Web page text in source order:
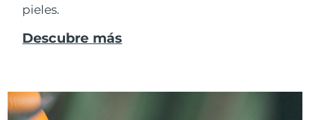
pieles.
Descubre más